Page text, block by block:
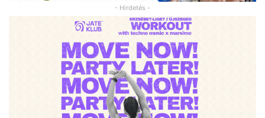
- Hirdetés -